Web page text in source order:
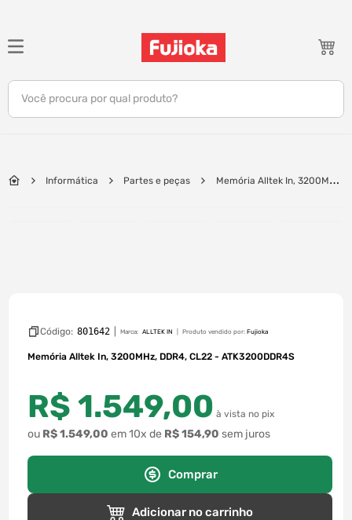
Você procura por qual produto?
Informática Partes e peças
Memória Alltek In, 3200MHz,
Código: 801642 Marca: ALLTEK IN Produto vendido por: Fujioka
Memória Alltek In, 3200MHz, DDR4, CL22 - ATK3200DDR4S
R$ 1.549,00 à vista no pix
ou R$1.549,00 em10x de R$154,90 sem juros
Comprar
Adicionar no carrinho
TERMOS MAIS BUSCADOS
1º
notebook
5º
jbl
10
caixa som